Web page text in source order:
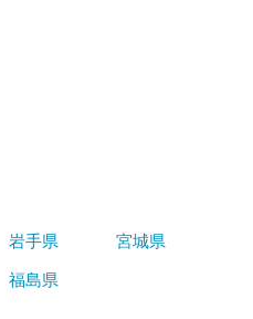
岩手県
宮城県
福島県